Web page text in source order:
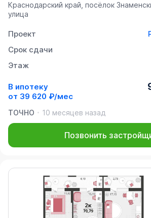
Краснодарский край, посёлок
улица
Проект
Срок сдачи
Этаж
В ипотеку
от 39 620 ₽/мес
ТОЧНО
10 месяцев назад
Позвонить